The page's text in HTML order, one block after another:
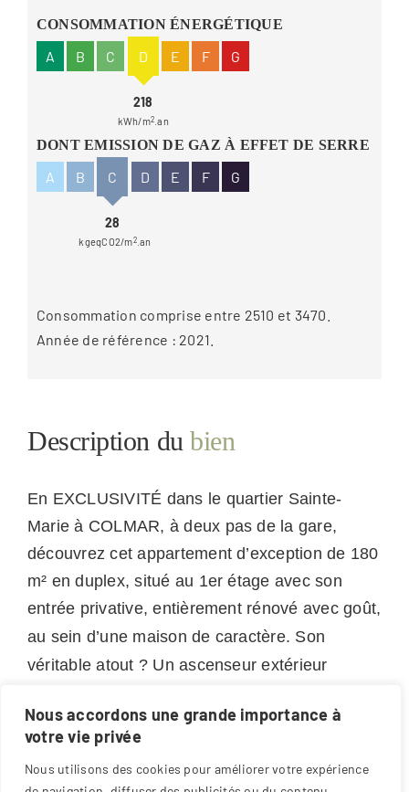
Nous accordons une grande importance à
votre vie privée
Nous utilisons des cookies pour améliorer votre expérience
CONSOMMATION ÉNERGÉTIQUE
A B C D
218
kWh/m2 .an
E F G
DONT EMISSION DE GAZ À EFFET DE SERRE
A B C
28
kgeqCO2/m2.an
D E F G
Consommation comprise entre 2510 et 3470.
Année de référence : 2021.
Description dubien
En EXCLUSIVITÉ dans le quartier Sainte-
Marie à COLMAR, à deux pas de la gare,
découvrez cet appartement d’exception de 180
m² en duplex, situé au 1er étage avec son
entrée privative, entièrement rénové avec goût,
au sein d’une maison de caractère. Son
véritable atout ? Un ascenseur extérieur
offrant un niveau de confort rarement proposé
pour ce type de bien.